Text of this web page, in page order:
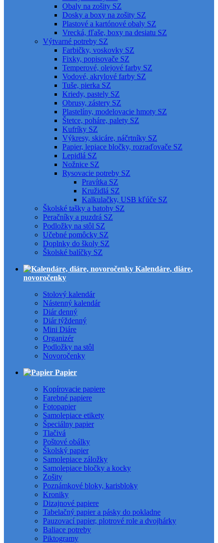
Obaly na zošity SZ
Dosky a boxy na zošity SZ
Plastové a kartónové obaly SZ
Vrecká, fľaše, boxy na desiatu SZ
Výtvarné potreby SZ
Farbičky, voskovky SZ
Fixky, popisovače SZ
Temperové, olejové farby SZ
Vodové, akrylové farby SZ
Tuše, pierka SZ
Kriedy, pastely SZ
Obrusy, zástery SZ
Plastelíny, modelovacie hmoty SZ
Štetce, poháre, palety SZ
Kufríky SZ
Výkresy, skicáre, náčrtníky SZ
Papier, lepiace bločky, rozraďovače SZ
Lepidlá SZ
Nožnice SZ
Rysovacie potreby SZ
Pravítka SZ
Kružidlá SZ
Kalkulačky, USB kľúče SZ
Školské tašky a batohy SZ
Peračníky a puzdrá SZ
Podložky na stôl SZ
Učebné pomôcky SZ
Doplnky do školy SZ
Školské balíčky SZ
Kalendáre, diáre,
novoročenky
Stolový kalendár
Nástenný kalendár
Diár denný
Diár týždenný
Mini Diáre
Organizér
Podložky na stôl
Novoročenky
Papier
Kopírovacie papiere
Farebné papiere
Fotopapier
Samolepiace etikety
Špeciálny papier
Tlačivá
Poštové obálky
Školský papier
Samolepiace záložky
Samolepiace bločky a kocky
Zošity
Poznámkové bloky, karisbloky
Kroniky
Dizajnové papiere
Tabelačný papier a pásky do pokladne
Pauzovací papier, plotrové role a dvojhárky
Baliace potreby
Piktogramy